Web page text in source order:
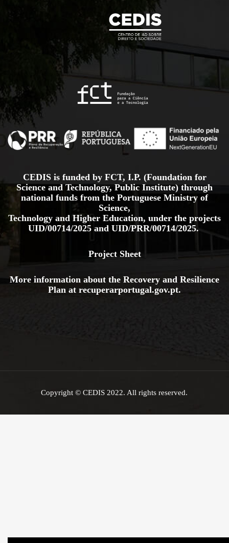
CEDIS is funded by FCT, I.P. (Foundation for
Science and Technology, Public Institute) through
national funds from the Portuguese Ministry of
Science,
Technology and Higher Education, under the projects
UID/00714/2025 and UID/PRR/00714/2025.
Project Sheet
More information about the Recovery and Resilience
Plan at recuperarportugal.gov.pt.
Copyright © CEDIS 2022. All rights reserved.